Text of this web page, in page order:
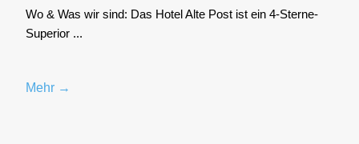
Wo & Was wir sind: Das Hotel Alte Post ist ein 4‑S­ter­ne-
Supe­ri­or ...
Mehr →